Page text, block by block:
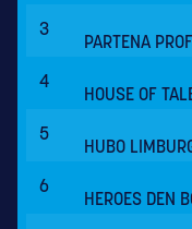
3
PARTENA
4
HOUSE OF
5
HUBO
6
HEROES DEN